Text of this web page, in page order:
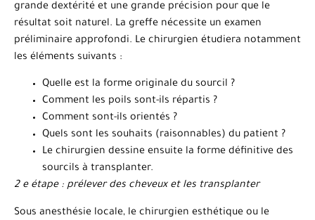
grande dextérité et une grande précision pour que le
résultat soit naturel. La greffe nécessite un examen
préliminaire approfondi. Le chirurgien étudiera notamment
les éléments suivants :
Quelle est la forme originale du sourcil ?
Comment les poils sont-ils répartis ?
Comment sont-ils orientés ?
Quels sont les souhaits (raisonnables) du patient ?
Le chirurgien dessine ensuite la forme définitive des
sourcils à transplanter.
2 e étape : prélever des cheveux et les transplanter
Sous anesthésie locale, le chirurgien esthétique ou le